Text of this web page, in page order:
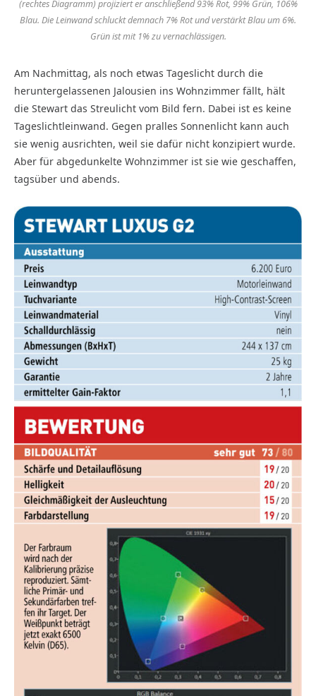
(rechtes Diagramm) projiziert er anschließend 93% Rot, 99% Grün, 106%
Blau. Die Leinwand schluckt demnach 7% Rot und verstärkt Blau um 6%.
Grün ist mit 1% zu vernachlässigen.
Am Nachmittag, als noch etwas Tageslicht durch die
heruntergelassenen Jalousien ins Wohnzimmer fällt, hält
die Stewart das Streulicht vom Bild fern. Dabei ist es keine
Tageslichtleinwand. Gegen pralles Sonnenlicht kann auch
sie wenig ausrichten, weil sie dafür nicht konzipiert wurde.
Aber für abgedunkelte Wohnzimmer ist sie wie geschaffen,
tagsüber und abends.